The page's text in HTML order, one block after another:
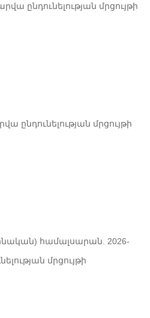
ընդունելության մրցույթի
ընդունելության մրցույթի
համալսարան. 2026-
մրցույթի